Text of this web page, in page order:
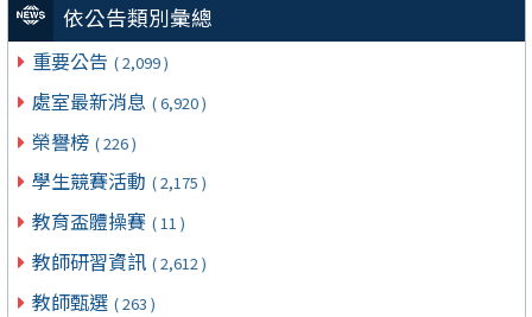
依公告類別彙總
重要公告 ( 2,099 )
處室最新消息 ( 6,920 )
榮譽榜 ( 226 )
學生競賽活動 ( 2,175 )
教育盃體操賽 ( 11 )
教師研習資訊 ( 2,612 )
教師甄選 ( 263 )